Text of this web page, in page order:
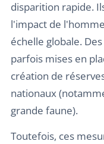
disparition rapide.
l'impact de
échelle globale.
parfois mises en
création de
nationaux
grande faune).
Toutefois, ces